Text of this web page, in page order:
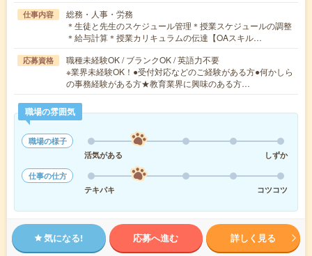
仕事内容
総務・人事・労務
＊生徒と先生のスケジュール管理＊授業スケジュールの調整
＊給与計算＊授業カリキュラムの伝達【OAスキル…
応募資格
職種未経験OK / ブランクOK / 英語力不要
※業界未経験OK！●受付対応などのご経験がある方●何かしら
の事務経験がある方★教育業界に興味のある方…
職場の雰囲気
職場の様子
活気がある
しずか
仕事の仕方
テキパキ
コツコツ
気になる! 応募へ進む 詳しく見る